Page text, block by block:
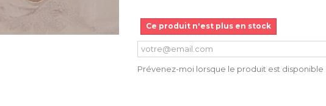
Ce produit n'est plus en stock
Prévenez-moi lorsque le produit est disponible